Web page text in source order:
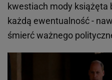
kwestiach mody książęta
każdą ewentualność -
śmierć ważnego